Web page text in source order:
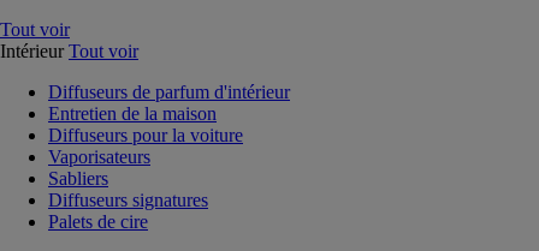
Tout voir
Intérieur Tout voir
Diffuseurs de parfum d'intérieur
Entretien de la maison
Diffuseurs pour la voiture
Vaporisateurs
Sabliers
Diffuseurs signatures
Palets de cire